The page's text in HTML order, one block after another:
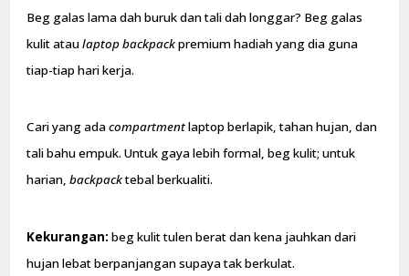
Beg galas lama dah buruk dan tali dah longgar? Beg galas
kulit ataulaptop backpackpremium hadiah yang dia guna
tiap-tiap hari kerja.
Cari yang adacompartmentlaptop berlapik, tahan hujan, dan
tali bahu empuk. Untuk gaya lebih formal, beg kulit; untuk
harian,backpacktebal berkualiti.
Kekurangan: beg kulit tulen berat dan kena jauhkan dari
hujan lebat berpanjangan supaya tak berkulat.